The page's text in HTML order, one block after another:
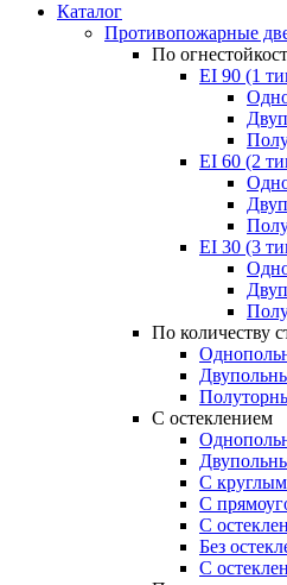
Каталог
Противопожарные
По
EI 90 (1
EI 60 (2
EI 30 (3
По количеству
С остеклением
С
С
С
Без
С